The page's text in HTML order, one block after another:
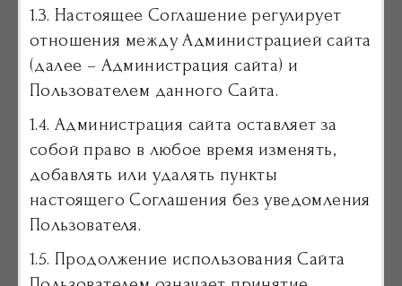
1.3. Настоящее Соглашение регулирует
отношения между Администрацией сайта
(далее – Администрация сайта) и
Пользователем данного Сайта.
1.4. Администрация сайта оставляет за
собой право в любое время изменять,
добавлять или удалять пункты
настоящего Соглашения без уведомления
Пользователя.
1.5. Продолжение использования Сайта